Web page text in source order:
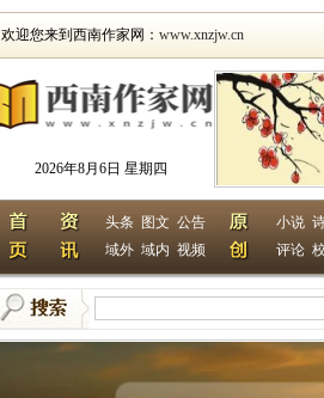
欢迎您来到西南作家网： www.xnzjw.cn
2026年8月6日 星期四
头条 图文 公告
域外 域内 视频
小说
评论